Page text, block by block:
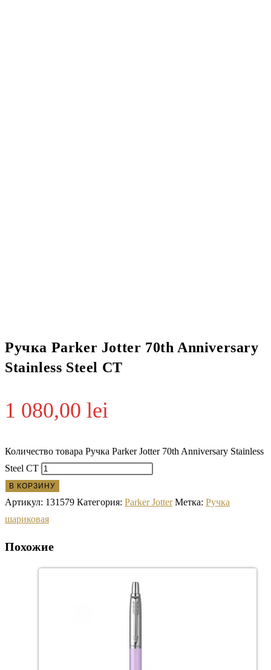
Ручка Parker Jotter 70th Anniversary
Stainless Steel CT
1 080,00 lei
Количество товара Ручка Parker Jotter 70th Anniversary Stainless
Steel CT
В КОРЗИНУ
Артикул: 131579 Категория: Parker Jotter Метка: Ручка
шариковая
Похожие